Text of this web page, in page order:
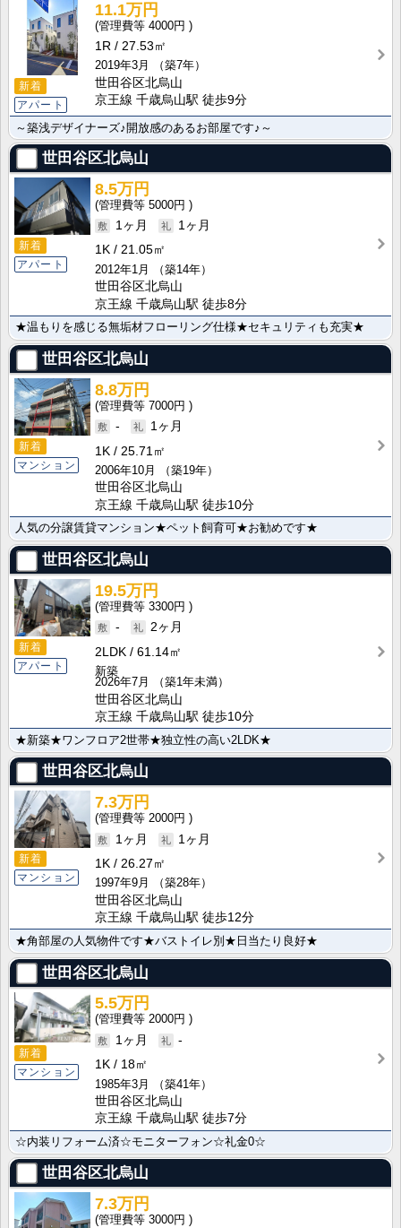
新着
アパート
11.1万円
4000円
1R
27.53㎡
2019年3月
（築7年）
世田谷区北烏山
京王線 千歳烏山駅 徒歩9分
～築浅デザイナーズ♪開放感のあるお部屋です♪～
世田谷区北烏山
新着
アパート
8.5万円
5000円
1ヶ月
1ヶ月
1K
21.05㎡
2012年1月
（築14年）
世田谷区北烏山
京王線 千歳烏山駅 徒歩8分
★温もりを感じる無垢材フローリング仕様★セキュリティも充実★
世田谷区北烏山
新着
マンション
8.8万円
7000円
-
1ヶ月
1K
25.71㎡
2006年10月
（築19年）
世田谷区北烏山
京王線 千歳烏山駅 徒歩10分
人気の分譲賃貸マンション★ペット飼育可★お勧めです★
世田谷区北烏山
新着
アパート
19.5万円
3300円
-
2ヶ月
2LDK
61.14㎡
新築
2026年7月
（築1年未満）
世田谷区北烏山
京王線 千歳烏山駅 徒歩10分
★新築★ワンフロア2世帯★独立性の高い2LDK★
世田谷区北烏山
新着
マンション
7.3万円
2000円
1ヶ月
1ヶ月
1K
26.27㎡
1997年9月
（築28年）
世田谷区北烏山
京王線 千歳烏山駅 徒歩12分
★角部屋の人気物件です★バストイレ別★日当たり良好★
世田谷区北烏山
新着
マンション
5.5万円
2000円
1ヶ月
-
1K
18㎡
1985年3月
（築41年）
世田谷区北烏山
京王線 千歳烏山駅 徒歩7分
☆内装リフォーム済☆モニターフォン☆礼金0☆
世田谷区北烏山
7.3万円
3000円